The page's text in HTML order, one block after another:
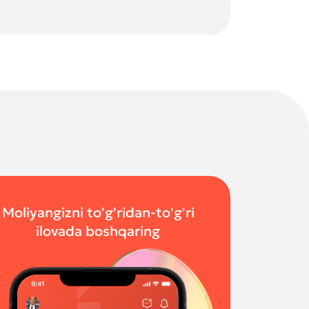
Moliyangizni to'g'ridan-to'g'ri
ilovada boshqaring